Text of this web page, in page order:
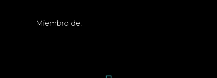
Miembro de: